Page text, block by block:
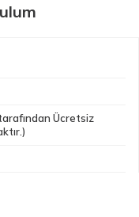
Ücretsiz